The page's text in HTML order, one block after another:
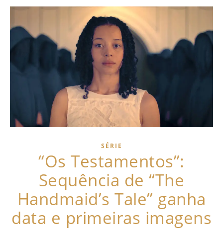
SÉRIE
“Os Testamentos”:
Sequência de “The
Handmaid’s Tale” ganha
data e primeiras imagens